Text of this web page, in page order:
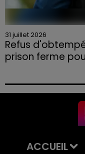
31 juillet 2026
Refus
prison ferme
permis et la
ACCUEIL